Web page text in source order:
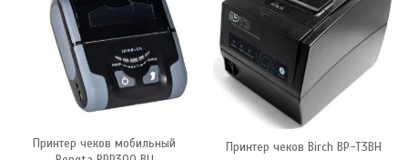
Принтер чеков мобильный
Принтер чеков Birch BP-T3BH